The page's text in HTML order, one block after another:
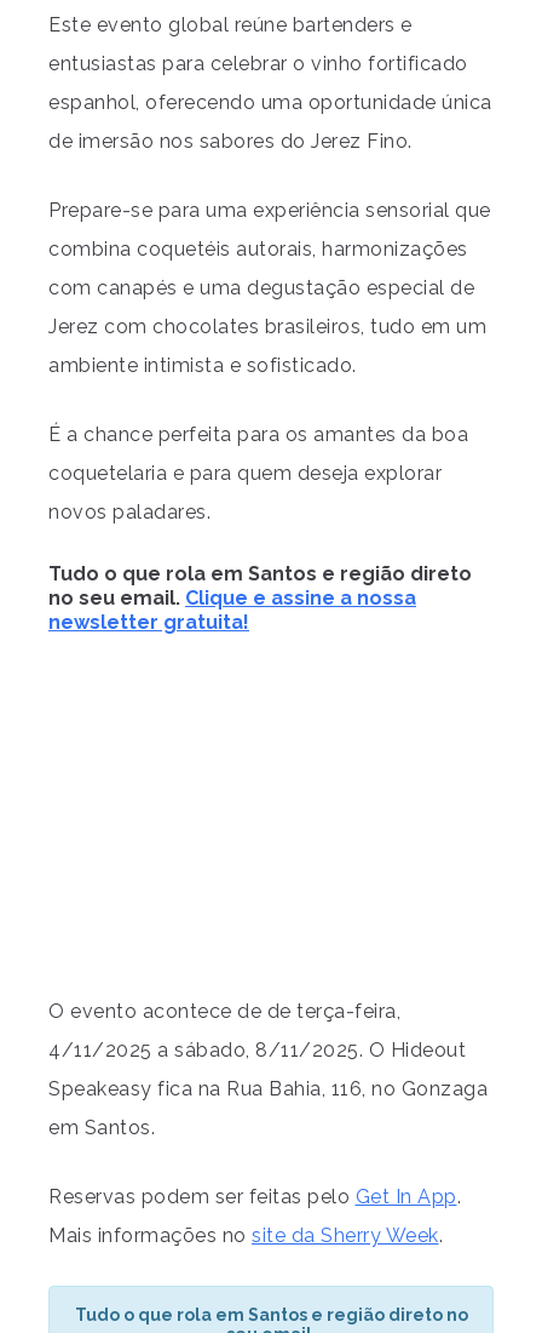
Este evento global reúne bartenders e
entusiastas para celebrar o vinho fortificado
espanhol, oferecendo uma oportunidade única
de imersão nos sabores do Jerez Fino.
Prepare-se para uma experiência sensorial que
combina coquetéis autorais, harmonizações
com canapés e uma degustação especial de
Jerez com chocolates brasileiros, tudo em um
ambiente intimista e sofisticado.
É a chance perfeita para os amantes da boa
coquetelaria e para quem deseja explorar
novos paladares.
Tudo o que rola em Santos e região direto
no seu email. Clique e assine a nossa
newsletter gratuita!
O evento acontece de de terça-feira,
4/11/2025 a sábado, 8/11/2025. O Hideout
Speakeasy fica na Rua Bahia, 116, no Gonzaga
em Santos.
Reservas podem ser feitas pelo Get In App.
Mais informações no site da Sherry Week.
Tudo o que rola em Santos e região direto no